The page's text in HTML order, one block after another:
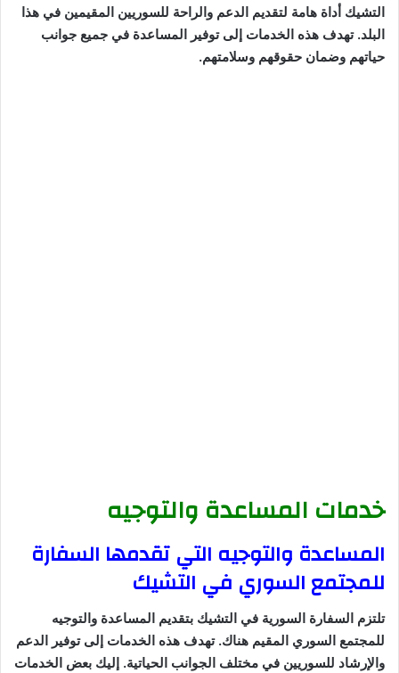
التشيك أداة هامة لتقديم الدعم والراحة للسوريين المقيمين في هذا
البلد. تهدف هذه الخدمات إلى توفير المساعدة في جميع جوانب
حياتهم وضمان حقوقهم وسلامتهم.
خدمات المساعدة والتوجيه
المساعدة والتوجيه التي تقدمها السفارة
للمجتمع السوري في التشيك
تلتزم السفارة السورية في التشيك بتقديم المساعدة والتوجيه
للمجتمع السوري المقيم هناك. تهدف هذه الخدمات إلى توفير الدعم
والإرشاد للسوريين في مختلف الجوانب الحياتية. إليك بعض الخدمات